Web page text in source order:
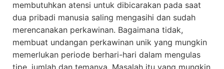
membutuhkan atensi untuk dibicarakan pada saat
dua pribadi manusia saling mengasihi dan sudah
merencanakan perkawinan. Bagaimana tidak,
membuat undangan perkawinan unik yang mungkin
memerlukan periode berhari-hari dalam mengulas
tipe, jumlah dan temanya. Masalah itu yang mungkin